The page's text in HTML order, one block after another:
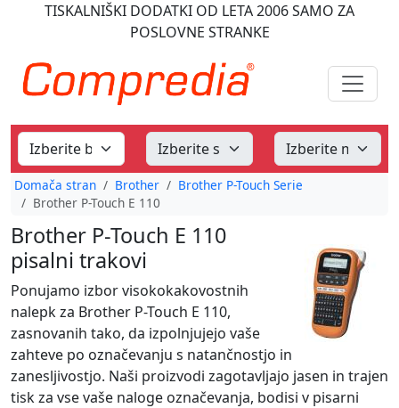
TISKALNIŠKI DODATKI OD LETA 2006SAMO ZA
POSLOVNE STRANKE
Domača stran Brother
Brother P-Touch Serie
Brother P-Touch E 110
Brother P-Touch E 110
pisalni trakovi
Ponujamo izbor visokokakovostnih
nalepk za Brother P-Touch E 110,
zasnovanih tako, da izpolnjujejo vaše
zahteve po označevanju s natančnostjo in
zanesljivostjo. Naši proizvodi zagotavljajo jasen in trajen
tisk za vse vaše naloge označevanja, bodisi v pisarni